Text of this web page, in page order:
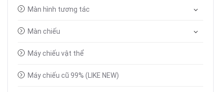
Màn hình tương tác
Màn chiếu
Máy chiếu vật thể
Máy chiếu cũ 99% (LIKE NEW)